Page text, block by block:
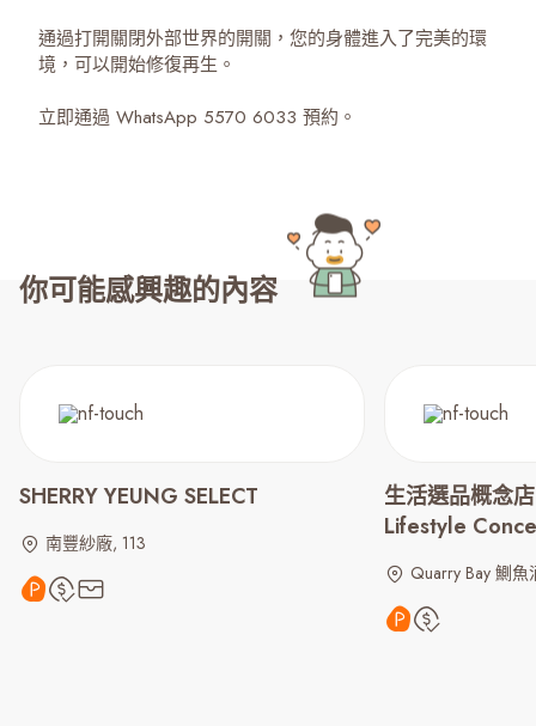
通過打開關閉外部世界的開關，您的身體進入了完美的環
境，可以開始修復再生。
立即通過 WhatsApp 5570 6033 預約。
你可能感興趣的內容
SHERRY YEUNG SELECT
南豐紗廠, 113
生活選品概念
Lifestyle
Quarry Bay 鰂魚